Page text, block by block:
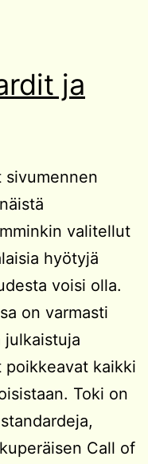
ja
sivumennen
valitellut
hyötyjä
voisi olla.
on varmasti
julkaistuja
poikkeavat kaikki
Toki on
Call of